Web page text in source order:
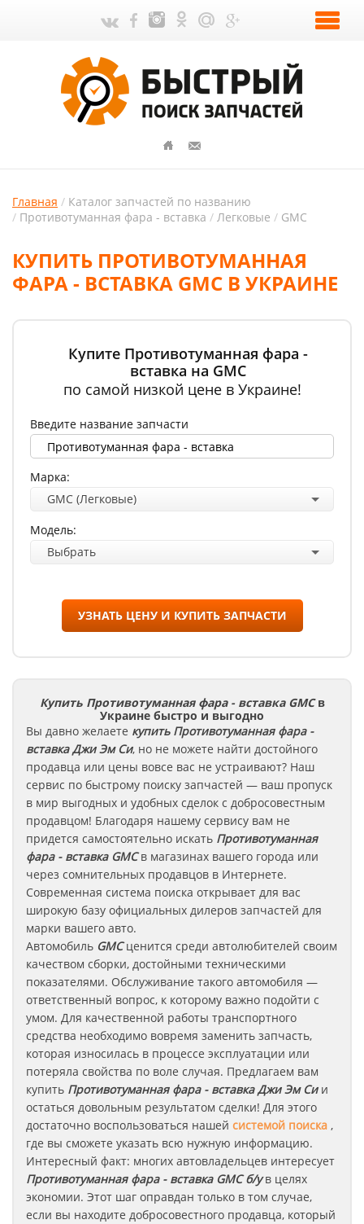
Главная
Каталог запчастей по названию
Противотуманная фара - вставка
Легковые GMC
КУПИТЬ ПРОТИВОТУМАННАЯ
ФАРА - ВСТАВКА GMC В УКРАИНЕ
Купите Противотуманная фара -
вставка на GMC
по самой низкой цене в Украине!
Введите название запчасти
Марка:
GMC (Легковые)
Модель:
Выбрать
УЗНАТЬ ЦЕНУ И КУПИТЬ ЗАПЧАСТИ
Купить Противотуманная фара - вставка GMCв
Украине быстро и выгодно
Вы давно желаете купить Противотуманная фара -
вставкаДжи Эм Си, но не можете найти достойного
продавца или цены вовсе вас не устраивают? Наш
сервис по быстрому поиску запчастей — ваш пропуск
в мир выгодных и удобных сделок с добросовестным
продавцом! Благодаря нашему сервису вам не
придется самостоятельно искать Противотуманная
фара - вставкаGMCв магазинах вашего города или
через сомнительных продавцов в Интернете.
Современная система поиска открывает для вас
широкую базу официальных дилеров запчастей для
марки вашего авто.
Автомобиль GMC ценится среди автолюбителей своим
качеством сборки, достойными техническими
показателями. Обслуживание такого автомобиля —
ответственный вопрос, к которому важно подойти с
умом. Для качественной работы транспортного
средства необходимо вовремя заменить запчасть,
которая износилась в процессе эксплуатации или
потеряла свойства по воле случая. Предлагаем вам
купить Противотуманная фара - вставкаДжи Эм Сии
остаться довольным результатом сделки! Для этого
достаточно воспользоваться нашей системой поиска ,
где вы сможете указать всю нужную информацию.
Интересный факт: многих автовладельцев интересует
Противотуманная фара - вставка GMC б/у в целях
экономии. Этот шаг оправдан только в том случае,
если вы находите добросовестного продавца, который